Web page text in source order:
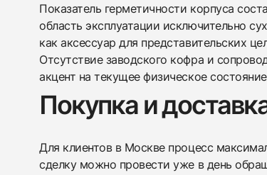
Показатель герметичности корпуса
область эксплуатации исключительно
как аксессуар для представительских
Отсутствие заводского кофра и
акцент на текущее физическое
Покупка и
Для клиентов в Москве процесс
сделку можно провести уже в день